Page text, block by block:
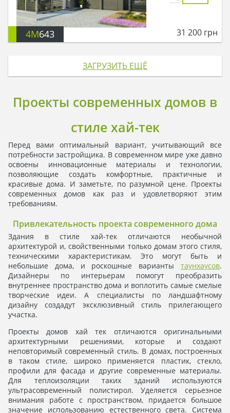
4M643 31 200 грн
ЗАГРУЗИТЬ ЕЩЁ
Проекты современных домов в
стиле хай-тек
Перед вами оптимальный вариант, учитывающий все
потребности застройщика. В современном мире уже давно
освоены инновационные материалы и технологии,
позволяющие создать комфортные, практичные и
красивые дома. И заметьте, по разумной цене. Проекты
современных домов как раз и удовлетворяют этим
требованиям.
Привлекательность проекта современного дома
Здания в стиле хай-тек отличаются необычной
архитектурой и, свойственными только домам этого стиля,
техническими характеристикам. Это могут быть и
небольшие дома, и роскошные варианты таунхаусов.
Дизайнеры по интерьерам помогут преобразить
внутреннее пространство дома и воплотить самые смелые
творческие идеи. А специалисты по ландшафтному
дизайну создадут эксклюзивный стиль прилегающего
участка.
Проекты домов хай тек отличаются оригинальными
архитектурными решениями, которые и создают
неповторимый современный стиль. В домах, построенных
в таком стиле, широко применяется пластик, стекло,
профили для фасада и другие современные материалы.
Для теплоизоляции таких зданий используются
ультрасовременный полистирол. Уделяется серьезное
внимания работе с пространством, придается большое
значение использованию естественного света. Система